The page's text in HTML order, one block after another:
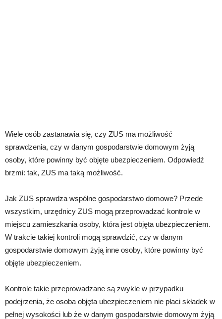
Wiele osób zastanawia się, czy ZUS ma możliwość
sprawdzenia, czy w danym gospodarstwie domowym żyją
osoby, które powinny być objęte ubezpieczeniem. Odpowiedź
brzmi: tak, ZUS ma taką możliwość.
Jak ZUS sprawdza wspólne gospodarstwo domowe? Przede
wszystkim, urzędnicy ZUS mogą przeprowadzać kontrole w
miejscu zamieszkania osoby, która jest objęta ubezpieczeniem.
W trakcie takiej kontroli mogą sprawdzić, czy w danym
gospodarstwie domowym żyją inne osoby, które powinny być
objęte ubezpieczeniem.
Kontrole takie przeprowadzane są zwykle w przypadku
podejrzenia, że osoba objęta ubezpieczeniem nie płaci składek w
pełnej wysokości lub że w danym gospodarstwie domowym żyją